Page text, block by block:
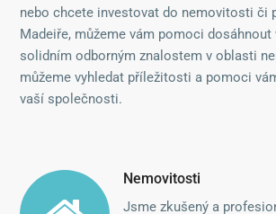
nebo chcete investovat do nemovitosti či
Madeiře, můžeme vám pomoci
solidním odborným znalostem v oblasti
můžeme vyhledat příležitosti a pomoci
vaší společnosti.
Nemovitosti
Jsme zkušený a